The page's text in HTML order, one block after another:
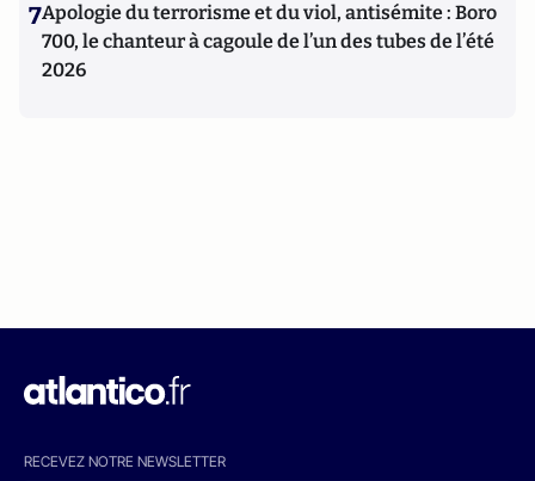
7Apologie du terrorisme et du viol, antisémite : Boro
700, le chanteur à cagoule de l’un des tubes de l’été
2026
RECEVEZ NOTRE NEWSLETTER